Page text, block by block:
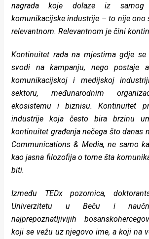
Urban
Magazin
nagrada koje dolaze iz samog
komunikacijske industrije – to nije ono
relevantnom. Relevantnom je čini
Kontinuitet rada na mjestima gdje se
svodi na kampanju, nego postaje
komunikacijskoj i medijskoj
sektoru, međunarodnim
ekosistemu i biznisu. Kontinuitet
industrije koja često bira brzinu
kontinuitet građenja nečega što danas
Communications & Media, ne samo
kao jasna filozofija o tome šta
biti.
Između TEDx pozornica,
Univerzitetu u Beču i
najprepoznatljivijih
koji se vežu uz njegovo ime, a koji na